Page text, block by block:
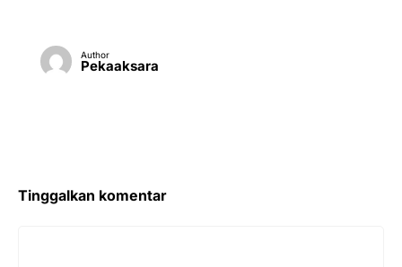
Author
Pekaaksara
Tinggalkan komentar